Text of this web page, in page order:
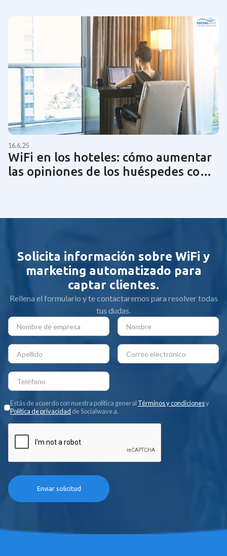
16.6.25
WiFi en los hoteles: cómo aumentar
las opiniones de los huéspedes con
Solicita información sobre WiFi y
marketing automatizado para
captar clientes.
Rellena el formulario y te contactaremos para resolver todas
tus dudas.
Estás de acuerdo con nuestra política general Términos y condicionesy
Política de privacidad de Socialwave a.